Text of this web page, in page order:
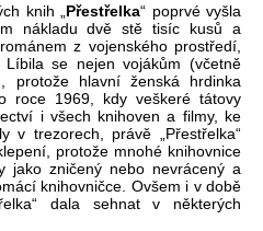
knih „ Přestřelka“ poprvé vyšla
nákladu dvě stě tisíc kusů a
z vojenského prostředí,
Líbila se nejen vojákům (včetně
protože hlavní ženská hrdinka
roce 1969, kdy veškeré tátovy
i všech knihoven a filmy, ke
v trezorech, právě „Přestřelka“
protože mnohé knihovnice
jako zničený nebo nevrácený a
knihovničce. Ovšem i v době
dala sehnat v některých